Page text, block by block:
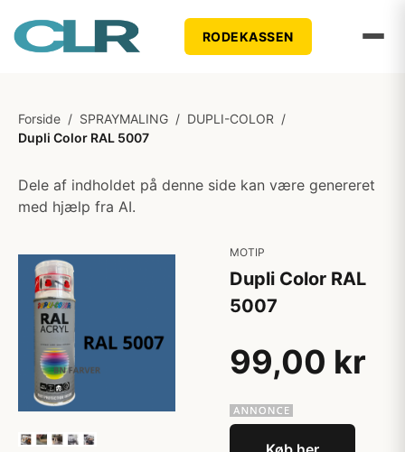
RODEKASSEN
Forside / SPRAYMALING / DUPLI-COLOR /
Dupli Color RAL 5007
Dele af indholdet på denne side kan være genereret
med hjælp fra AI.
MOTIP
Dupli Color RAL
5007
99,00 kr